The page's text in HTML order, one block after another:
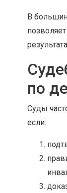
В
по
Суды
если: